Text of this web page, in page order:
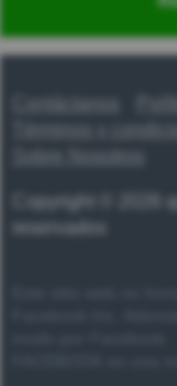
Contáctanos
Términos y
Copyright © 2026
reservados